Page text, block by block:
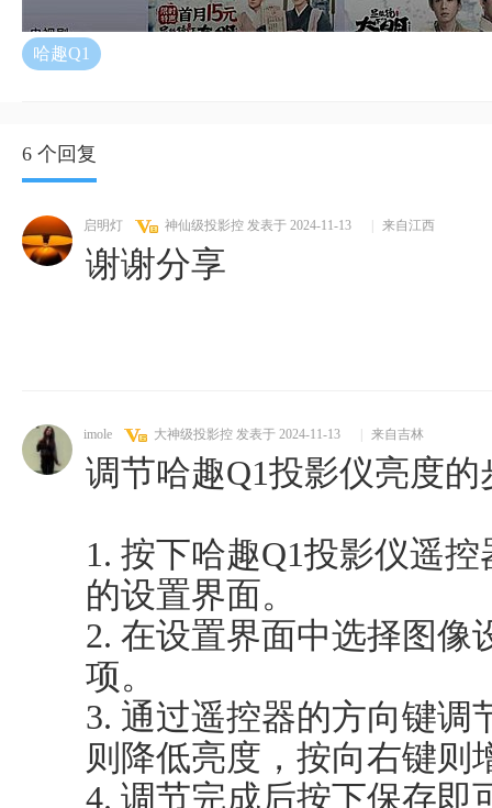
哈趣Q1
6 个回复
启明灯 神仙级投影控 发表于 2024-11-13 来自江西
谢谢分享
imole 大神级投影控 发表于 2024-11-13 来自吉林
调节哈趣Q1投影仪亮度
1. 按下哈趣Q1投影仪遥
的设置界面。
2. 在设置界面中选择图像
项。
3. 通过遥控器的方向键调
则降低亮度，按向右键则
4. 调节完成后按下保存即